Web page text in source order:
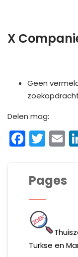
X
Geen
Delen mag:
Pages
Turkse en